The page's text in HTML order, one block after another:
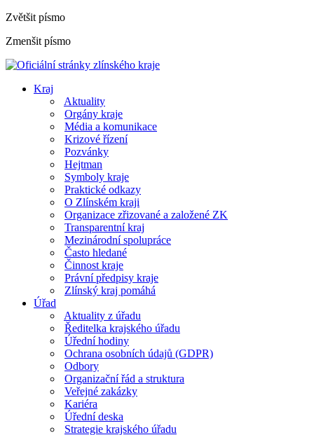
Zvětšit písmo
Zmenšit písmo
Kraj
Aktuality
Orgány kraje
Média a komunikace
Krizové řízení
Pozvánky
Hejtman
Symboly kraje
Praktické odkazy
O Zlínském kraji
Organizace zřizované a založené ZK
Transparentní kraj
Mezinárodní spolupráce
Často hledané
Činnost kraje
Právní předpisy kraje
Zlínský kraj pomáhá
Úřad
Aktuality z úřadu
Ředitelka krajského úřadu
Úřední hodiny
Ochrana osobních údajů (GDPR)
Odbory
Organizační řád a struktura
Veřejné zakázky
Kariéra
Úřední deska
Strategie krajského úřadu